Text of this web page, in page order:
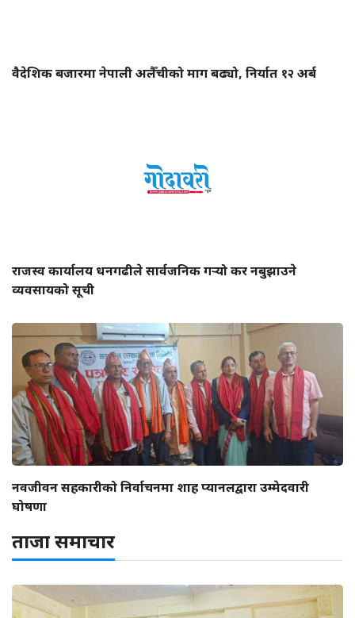
वैदेशिक बजारमा नेपाली अलैँचीको माग बढ्यो, निर्यात १२ अर्ब
राजस्व कार्यालय धनगढीले सार्वजनिक गर्‍यो कर नबुझाउने
व्यवसायको सूची
नवजीवन सहकारीको निर्वाचनमा शाह प्यानलद्वारा उम्मेदवारी
घोषणा
ताजा समाचार